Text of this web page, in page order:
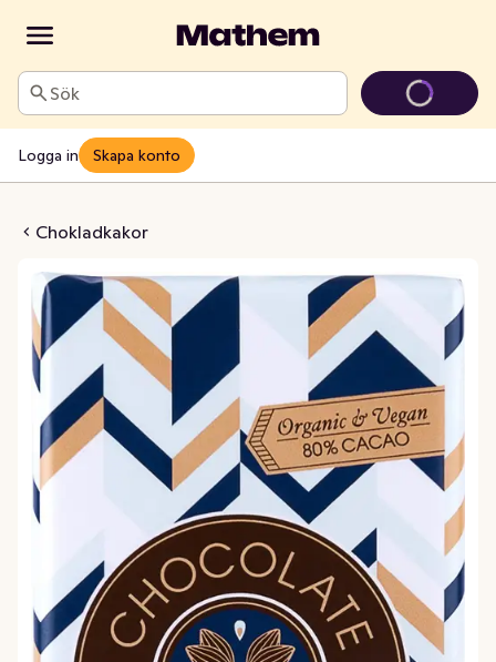
Sök
Logga in Skapa konto
Chokladkakor
80% Kakao EKO